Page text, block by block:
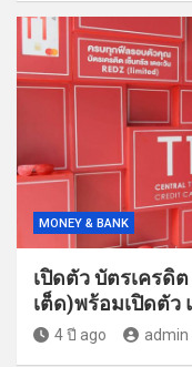
MONEY & BANK
เปิดตัว บัตรเครดิ
เต็ด)พร้อมเปิดตัว
4 ปี ago admin